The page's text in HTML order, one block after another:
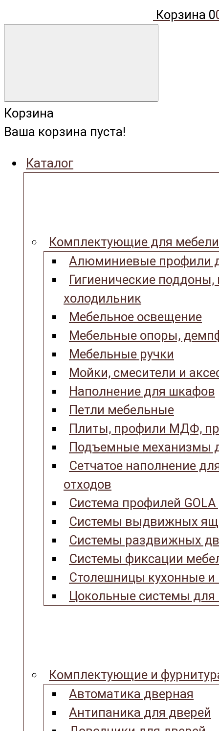
Корзина 0
Корзина
Ваша корзина пуста!
Каталог
Комплектующие для мебели
Алюминиевые профили
Гигиенические
холодильник
Мебельное освещение
Мебельные опоры,
Мебельные ручки
Мойки, смесители и
Наполнение для шкафов
Петли мебельные
Плиты, профили МДФ,
Подъемные механизмы
Сетчатое наполнение
отходов
Система профилей
Системы выдвижных
Системы раздвижных
Системы фиксации
Столешницы кухонные
Цокольные системы для
Комплектующие и
Автоматика дверная
Антипаника для дверей